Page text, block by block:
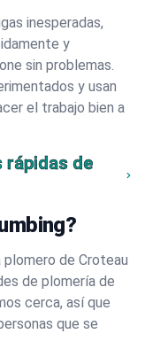
inesperadas,
y
sin problemas.
y usan
el trabajo bien a
rápidas de
plomero de Croteau
de plomería de
cerca, así que
que se